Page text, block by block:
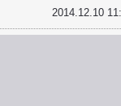
2014.12.10